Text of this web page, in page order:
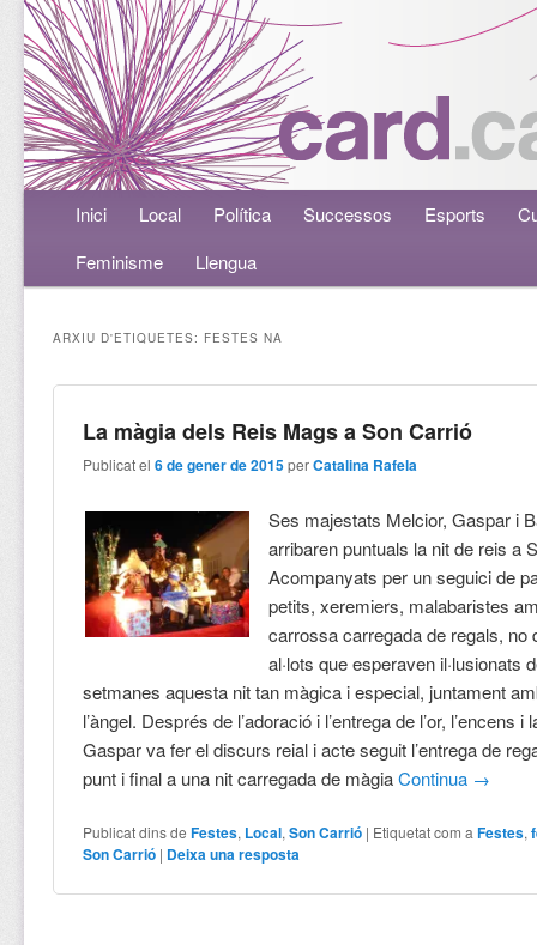
Menú principalAneu al contingut principal
Aneu al contingut secundari
Inici Local Política Successos Esports
Feminisme
Llengua
ARXIU D'ETIQUETES: FESTES NA
La màgia dels Reis Mags a Son Carrió
Publicat el6 de gener de 2015 perCatalina Rafela
Ses majestats Melcior, Gaspar i
arribaren puntuals la nit de reis a
Acompanyats per un seguici de
petits, xeremiers, malabaristes
carrossa carregada de regals, no
al·lots que esperaven il·lusionats
setmanes aquesta nit tan màgica i especial, juntament
l’àngel. Després de l’adoració i l’entrega de l’or, l’encens i
Gaspar va fer el discurs reial i acte seguit l’entrega de
punt i final a una nit carregada de màgiaContinua →
Publicat dins de Festes, Local,Son Carrió | Etiquetat com a Festes,
Son Carrió | Deixa una resposta